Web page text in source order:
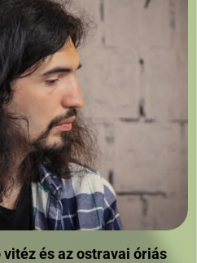
és az ostravai óriás